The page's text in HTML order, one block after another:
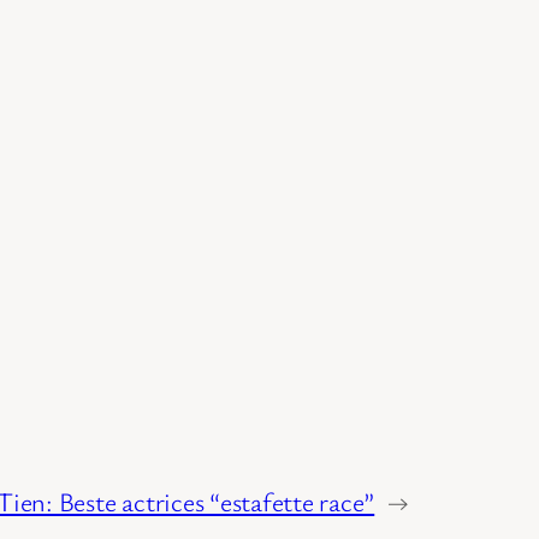
Beste actrices “estafette race” →